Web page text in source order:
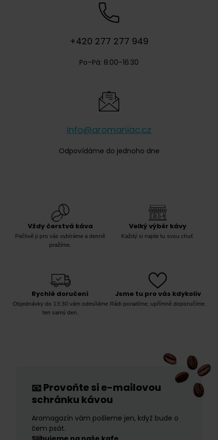
+420 277 277 949
Po–Pá: 8:00–16:30
info@aromaniac.cz
Odpovídáme do jednoho dne
Vždy čerstvá káva
Pečlivě ji pro vás vybíráme a denně
pražíme.
Velký výběr kávy
Každý si najde tu svou chuť.
Rychlé doručení
Objednávky do 13:30 vám odesíláme
ten samý den.
Jsme tu pro vás kdykoliv
Rádi poradíme, upřímně doporučíme.
📧Provoňte si e-mailovou
schránku kávou
Aromagazín vám pošleme jen, když bude o
čem psát.